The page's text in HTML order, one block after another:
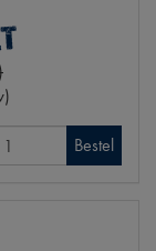
Bestel